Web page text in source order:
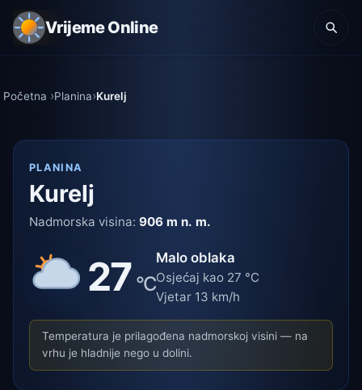
Vrijeme Online
Početna Planina Kurelj
PLANINA
Kurelj
Nadmorska visina:906 m n. m.
27 °C
Malo oblaka
Osjećaj kao 27 °C
Vjetar 13 km/h
Temperatura je prilagođena nadmorskoj visini — na
vrhu je hladnije nego u dolini.